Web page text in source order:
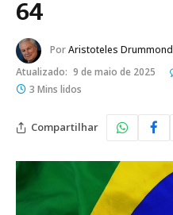
64
PorAristoteles Drummond
Atualizado: 9 de maio de 2025
3 Mins lidos
Compartilhar